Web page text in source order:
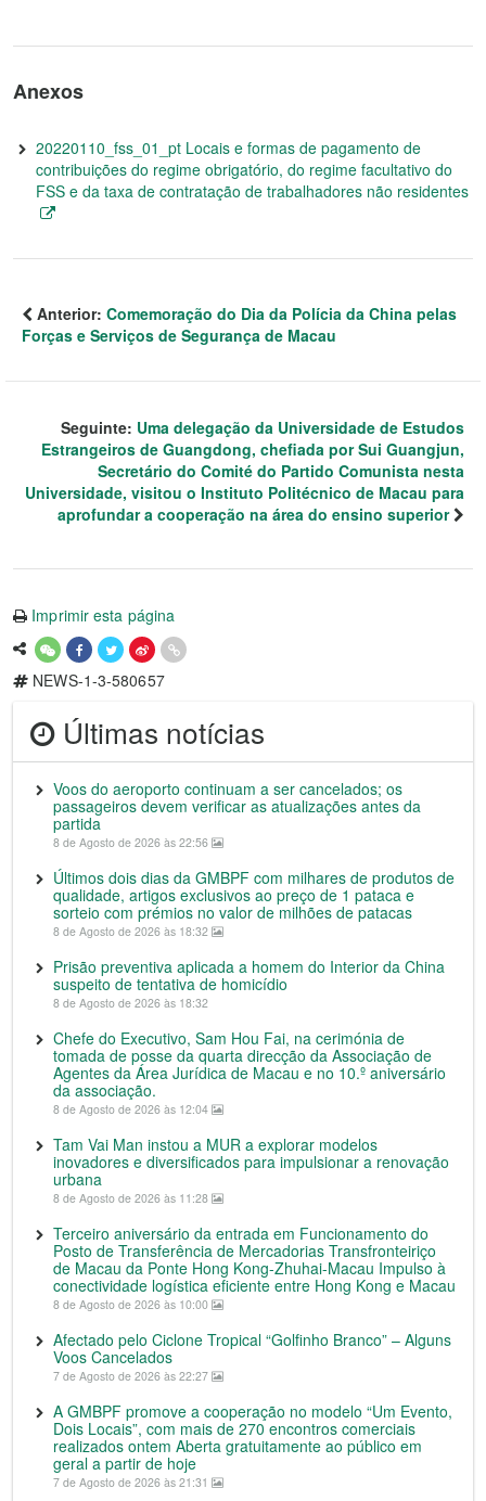
Anexos
20220110_fss_01_pt Locais e formas de pagamento de
contribuições do regime obrigatório, do regime facultativo do
FSS e da taxa de contratação de trabalhadores não residentes
Anterior: Comemoração do Dia da Polícia da China pelas
Forças e Serviços de Segurança de Macau
Seguinte: Uma delegação da Universidade de Estudos
Estrangeiros de Guangdong, chefiada por Sui Guangjun,
Secretário do Comité do Partido Comunista nesta
Universidade, visitou o Instituto Politécnico de Macau para
aprofundar a cooperação na área do ensino superior
Imprimir esta página
NEWS-1-3-580657
Últimas notícias
Voos do aeroporto continuam a ser cancelados; os
passageiros devem verificar as atualizações antes da
partida
8 de Agosto de 2026 às 22:56
Últimos dois dias da GMBPF com milhares de produtos de
qualidade, artigos exclusivos ao preço de 1 pataca e
sorteio com prémios no valor de milhões de patacas
8 de Agosto de 2026 às 18:32
Prisão preventiva aplicada a homem do Interior da China
suspeito de tentativa de homicídio
8 de Agosto de 2026 às 18:32
Chefe do Executivo, Sam Hou Fai, na cerimónia de
tomada de posse da quarta direcção da Associação de
Agentes da Área Jurídica de Macau e no 10.º aniversário
da associação.
8 de Agosto de 2026 às 12:04
Tam Vai Man instou a MUR a explorar modelos
inovadores e diversificados para impulsionar a renovação
urbana
8 de Agosto de 2026 às 11:28
Terceiro aniversário da entrada em Funcionamento do
Posto de Transferência de Mercadorias Transfronteiriço
de Macau da Ponte Hong Kong-Zhuhai-Macau Impulso à
conectividade logística eficiente entre Hong Kong e Macau
8 de Agosto de 2026 às 10:00
Afectado pelo Ciclone Tropical “Golfinho Branco” – Alguns
Voos Cancelados
7 de Agosto de 2026 às 22:27
A GMBPF promove a cooperação no modelo “Um Evento,
Dois Locais”, com mais de 270 encontros comerciais
realizados ontem Aberta gratuitamente ao público em
geral a partir de hoje
7 de Agosto de 2026 às 21:31